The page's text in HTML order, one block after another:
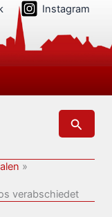
Instagram
Suchen
verabschiedet